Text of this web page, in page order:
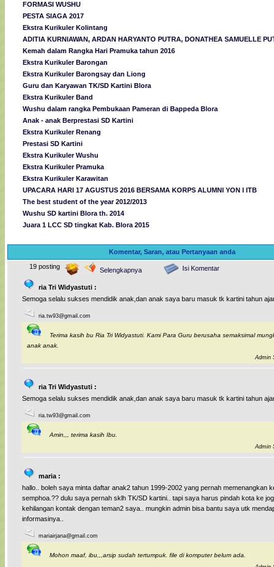
FORMASI WUSHU
PESTA SIAGA 2017
Ekstra Kurikuler Kolintang
ADITIA KURNIAWAN, ARDAN HARYANTO PUTRA, DONATHEA SAMUELLE
Kemah dalam Rangka Hari Pramuka tahun 2016
Ekstra Kurikuler Barongan
Ekstra Kurikuler Barongsay dan Liong
Guru dan Karyawan TK/SD Kartini Blora
Ekstra Kurikuler Band
Wushu dalam rangka Pembukaan Pameran di Bappeda Blora
Anak - anak Berprestasi SD Kartini
Ekstra Kurikuler Renang
Prestasi SD Kartini
Ekstra Kurikuler Wushu
Ekstra Kurikuler Pramuka
Ekstra Kurikuler Karawitan
UPACARA HARI 17 AGUSTUS 2016 BERSAMA KORPS ALUMNI YON I ITB
The best student of the year 2012/2013
Wushu SD kartini Blora th. 2014
Juara 1 LCC SD tingkat Kab. Blora 2015
Komentar, Saran, atau Pertanyaan anda
19 posting
Selengkapnya Isi Komentar
ria Tri Widyastuti :
Semoga selalu sukses mendidik anak,dan anak saya baru masuk tk kartini tahun
ria.tw93@gmail.com
Terima kasih bu Ria Tri Widyastuti. Kami Para Guru berusaha semaksimal
anak anak.
Admin
ria Tri Widyastuti :
Semoga selalu sukses mendidik anak,dan anak saya baru masuk tk kartini tahun
ria.tw93@gmail.com
Amin,,, terima kasih Ibu.
Admin
maria :
hallo.. boleh saya minta daftar anak2 tahun 1999-2002 yang pernah memenangkan
semphoa.?? dulu saya pernah sklh TK/SD kartini.. tapi saya harus pindah kota ke
kehilangan kontak dengan teman2 saya.. mungkin admin bisa bantu saya utk
informasinya..
mariairjana@gmail.com
Mohon maaf, ibu,,,arsip sudah tertumpuk. file di komputer belum ada.